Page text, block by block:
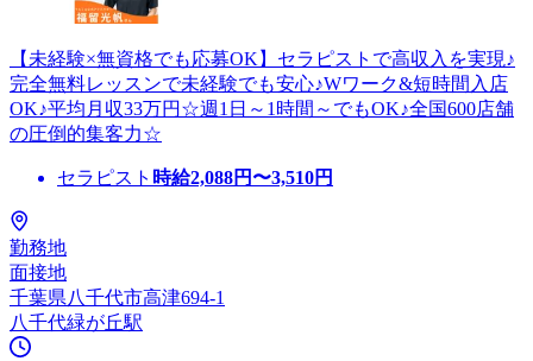
【未経験×無資格でも応募OK】セラピストで高収入を実現♪
完全無料レッスンで未経験でも安心♪Wワーク&短時間入店
OK♪平均月収33万円☆週1日～1時間～でもOK♪全国600店舗
の圧倒的集客力☆
セラピスト 時給2,088円〜3,510円
勤務地
面接地
千葉県八千代市高津694-1
八千代緑が丘駅